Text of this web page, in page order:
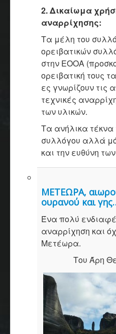
2. Δικαίωμα
αναρρίχησης:
Τα μέλη του
ορειβατικών
στην ΕΟΟΑ
ορειβατική τους
ες γνωρίζουν τις
τεχνικές
των υλικών.
Τα ανήλικα
συλλόγου αλλά
και την ευθύνη
ΜΕΤΕΩΡΑ,
ουρανού και
Ένα πολύ
αναρρίχηση και
Μετέωρα.
Του Άρη